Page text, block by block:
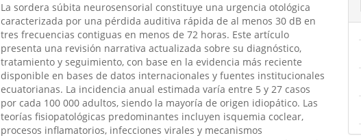
La sordera súbita neurosensorial constituye una urgencia otológica
caracterizada por una pérdida auditiva rápida de al menos 30 dB en
tres frecuencias contiguas en menos de 72 horas. Este artículo
presenta una revisión narrativa actualizada sobre su diagnóstico,
tratamiento y seguimiento, con base en la evidencia más reciente
disponible en bases de datos internacionales y fuentes institucionales
ecuatorianas. La incidencia anual estimada varía entre 5 y 27 casos
por cada 100 000 adultos, siendo la mayoría de origen idiopático. Las
teorías fisiopatológicas predominantes incluyen isquemia coclear,
procesos inflamatorios, infecciones virales y mecanismos